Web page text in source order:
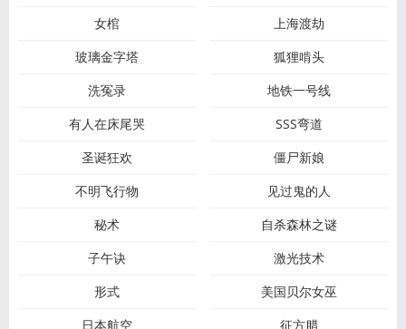
女棺
上海渡劫
玻璃金字塔
狐狸啃头
洗冤录
地铁一号线
有人在床尾哭
SSS弯道
圣诞狂欢
僵尸新娘
不明飞行物
见过鬼的人
秘术
自杀森林之谜
子午诀
激光技术
形式
美国贝尔女巫
日本航空
征方腊